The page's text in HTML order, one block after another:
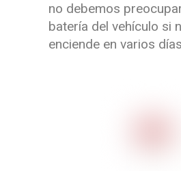
no debemos
batería del vehículo si
enciende en varios